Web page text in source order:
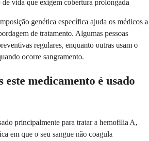
de vida que exigem cobertura prolongada
genética específica ajuda os médicos a
de tratamento. Algumas pessoas
regulares, enquanto outras usam o
ocorre sangramento.
este medicamento é usado
principalmente para tratar a hemofilia A,
em que o seu sangue não coagula